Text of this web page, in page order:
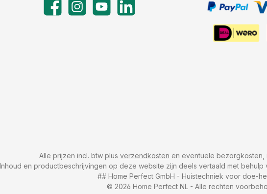
PayPal, VISA,
FacebookInstagramYouTubeLinkedIn
Alle prijzen incl. btw plus verzendkosten en eventuele bezorgkosten,
Inhoud en productbeschrijvingen op deze website zijn deels vertaald met
## Home Perfect GmbH - Huistechniek voor doe-
© 2026 Home Perfect NL - Alle rechten